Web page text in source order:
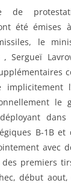
de
été émises
le
Sergueï
implicitement
le
B-1B et
avec
des premiers
début